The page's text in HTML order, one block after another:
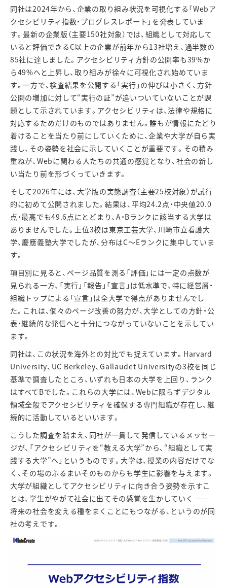
同社は2024年から、企業の取り組み状況を可視化する「Webア
クセシビリティ指数・プログレスレポート」を発表していま
す。最新の企業版（主要150社対象）では、組織として対応して
いると評価できるC以上の企業が前年から13社増え、過半数の
85社に達しました。アクセシビリティ方針の公開率も39%か
ら49%へと上昇し、取り組みが徐々に可視化され始めていま
す。一方で、検査結果を公開する「実行」の伸びは小さく、方針
公開の増加に対して“実行の証”が追いついていないことが課
題として示されています。アクセシビリティは、法律や規格に
対応するためだけのものではありません。誰もが情報にたどり
着けることを当たり前にしていくために、企業や大学が自ら実
践し、その姿勢を社会に示していくことが重要です。その積み
重ねが、 Webに関わる人たちの共通の感覚となり、社会の新し
い当たり前を形づくっていきます。
そして2026年には、大学版の実態調査（主要25校対象）が試行
的に初めて公開されました。結果は、平均24.2点・中央値20.0
点・最高でも49.6点にとどまり、 A・Bランクに該当する大学は
ありませんでした。上位3校は東京工芸大学、川崎市立看護大
学、慶應義塾大学でしたが、分布はC〜Eランクに集中していま
す。
項目別に見ると、ページ品質を測る「評価」には一定の点数が
見られる一方、「実行」「報告」「宣言」は低水準で、特に経営層・
組織トップによる「宣言」は全大学で得点がありませんでし
た。これは、個々のページ改善の努力が、大学としての方針・公
表・継続的な発信へと十分につながっていないことを示してい
ます。
同社は、この状況を海外との対比でも捉えています。 Harvard
University、 UC Berkeley、Gallaudet Universityの3校を同じ
基準で調査したところ、いずれも日本の大学を上回り、ランク
はすべてBでした。これらの大学には、 Webに限らずデジタル
領域全般でアクセシビリティを確保する専門組織が存在し、継
続的に活動しているといいます。
こうした調査を踏まえ、同社が一貫して発信しているメッセー
ジが、「アクセシビリティを“教える大学”から、 “組織として実
践する大学”へ」というものです。大学は、授業の内容だけでな
く、その場のふるまいそのものからも学生に影響を与えます。
大学が組織としてアクセシビリティに向き合う姿勢を示すこ
とは、学生がやがて社会に出てその感覚を生かしていく ――
将来の社会を変える種をまくことにもつながる、というのが同
社の考えです。